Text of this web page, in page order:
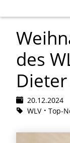
des
20.12.2024
WLV
Top-